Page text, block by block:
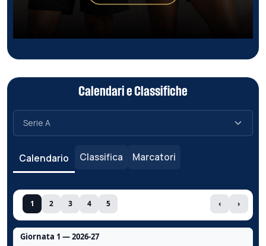
Calendari e Classifiche
Calendario Classifica Marcatori
1 2 3 4 5 ‹ ›
Giornata 1 — 2026-27